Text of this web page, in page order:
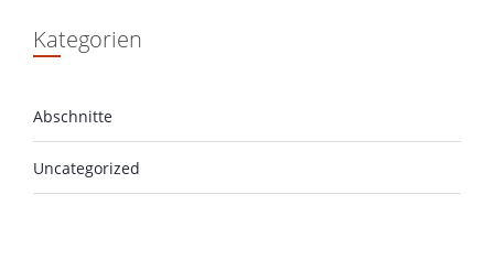
Kategorien
Abschnitte
Uncategorized